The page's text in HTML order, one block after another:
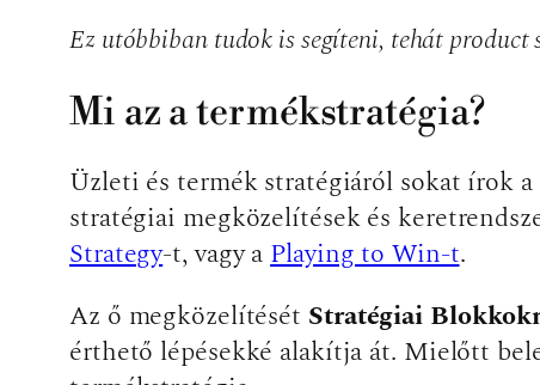
Ez utóbbiban tudok is segíteni, tehát
Mi az a termékstratégia?
Üzleti és termék stratégiáról sokat írok
stratégiai megközelítések és
Strategy-t, vagy aPlaying to Win-t.
Az ő megközelítését Stratégiai
érthető lépésekké alakítja át. Mielőtt